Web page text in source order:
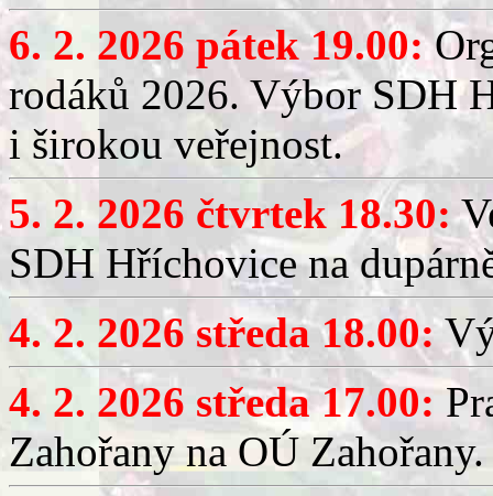
6. 2. 2026 pátek 19.00:
rodáků 2026. Výbor SDH
i širokou veřejnost.
5. 2. 2026 čtvrtek 18.30:
SDH Hříchovice na
4. 2. 2026 středa 18.00:
4. 2. 2026 středa 17.00:
Zahořany na OÚ Zahořany.